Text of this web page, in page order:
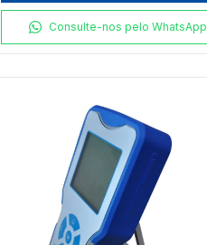
Consulte-nos pelo WhatsApp